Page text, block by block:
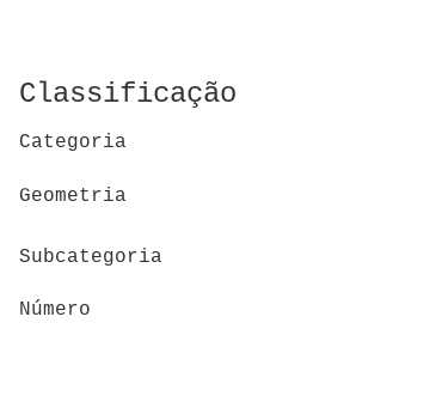
Classificação
Categoria
Geometria
Subcategoria
Número